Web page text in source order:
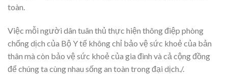
toàn.
Việc mỗi người dân tuân thủ thực hiện thông điệp phòng
chống dịch của Bộ Y tế không chỉ bảo vệ sức khoẻ của bản
thân mà còn bảo vệ sức khoẻ của gia đình và cả cộng đồng
để chúng ta cùng nhau sống an toàn trong đại dịch./.